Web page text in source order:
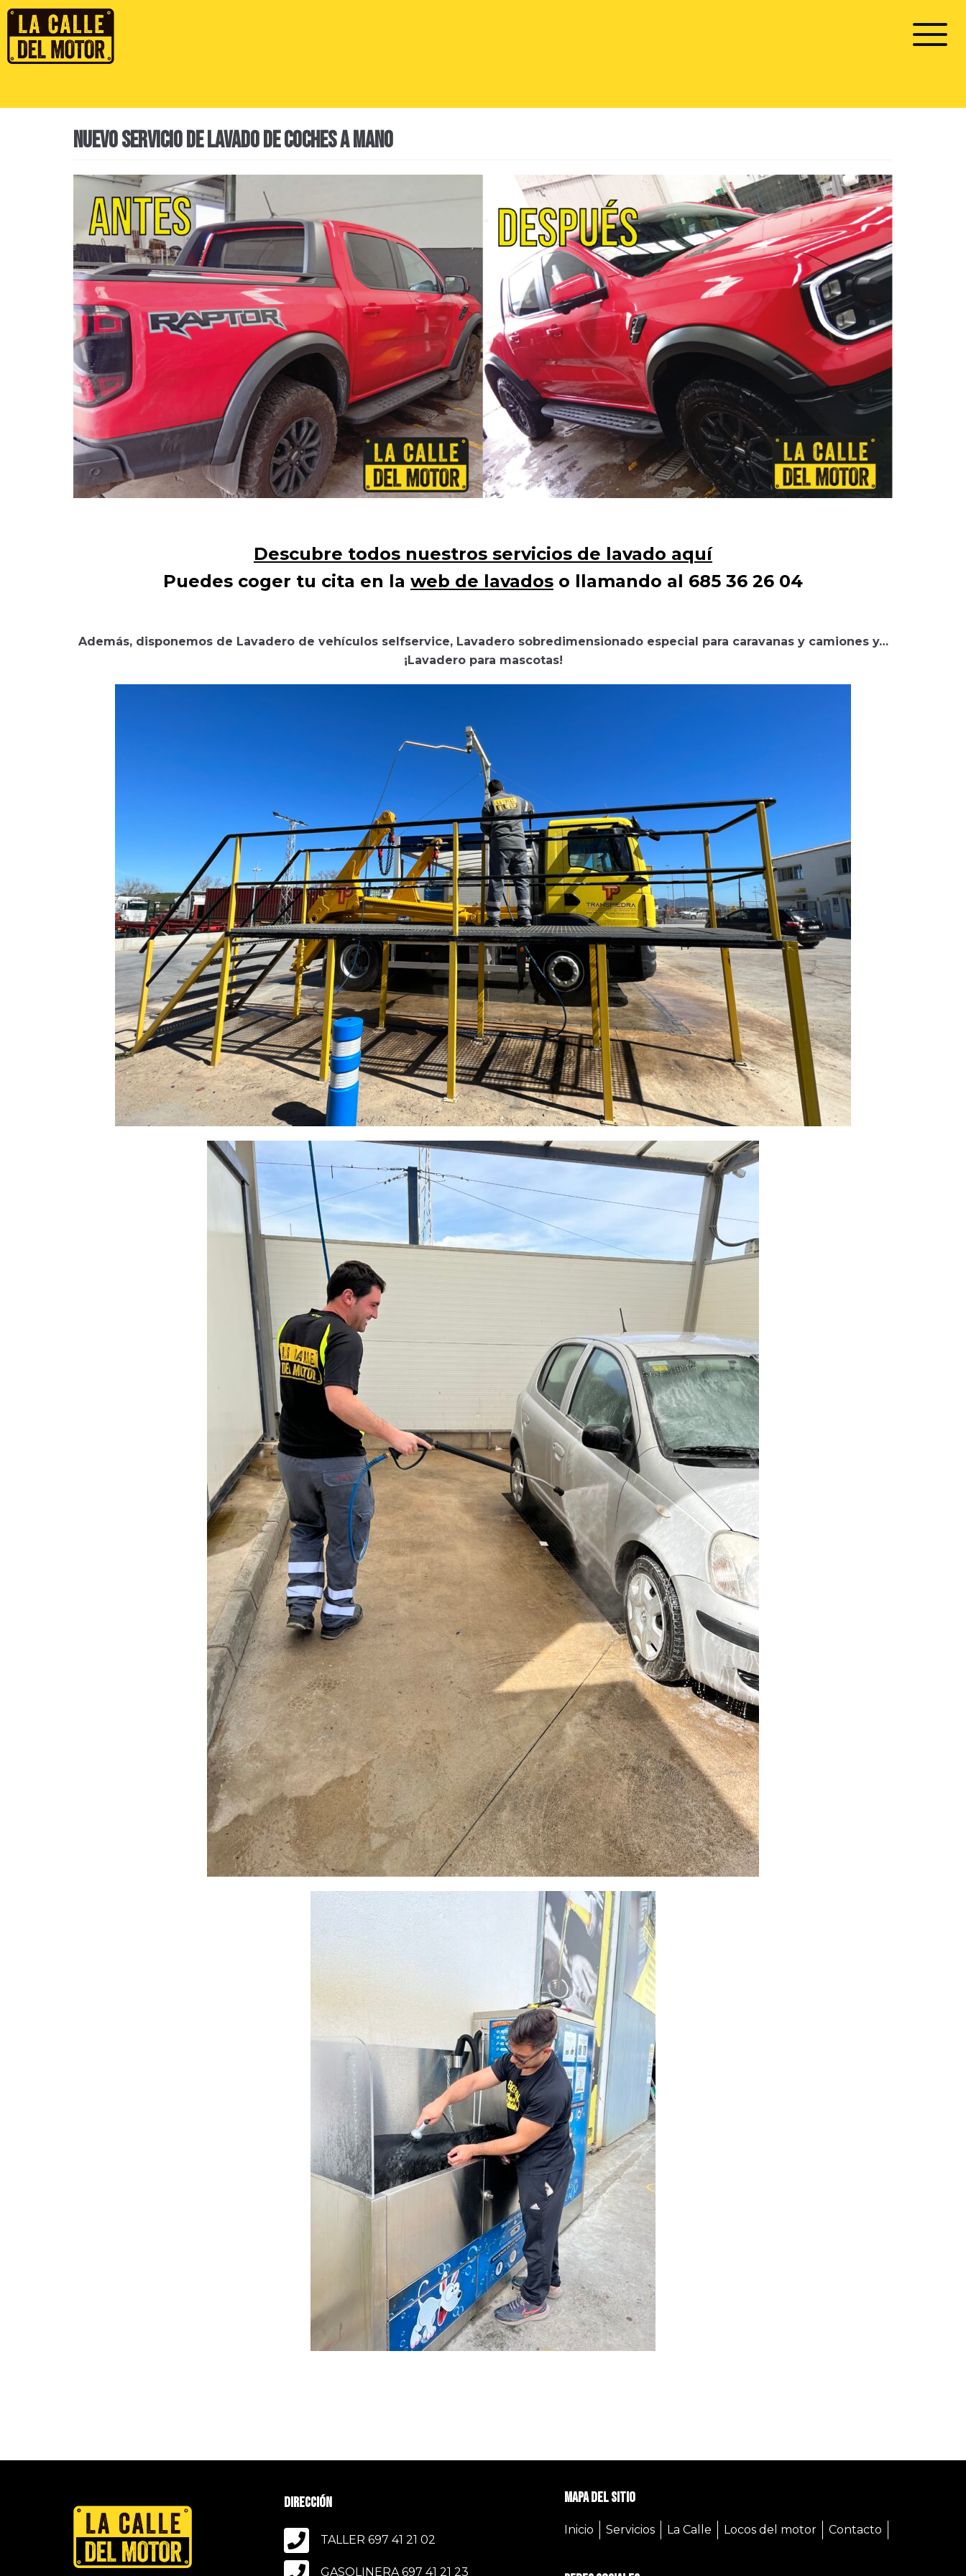
NUEVO SERVICIO DE LAVADO DE COCHES A MANO
Descubre todos nuestros servicios de lavado aquí
Puedes coger tu cita en la web de lavados o llamando al 685 36 26 04
Además, disponemos de Lavadero de vehículos selfservice, Lavadero sobredimensionado especial para caravanas y camiones y…
¡Lavadero para mascotas!
Dirección
GASOLINERA 697 41 21 23
TALLER 697 41 21 02
Mapa del sitio
Inicio Servicios La Calle Locos del motor Contacto